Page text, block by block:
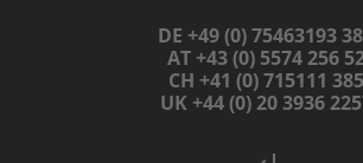
DE +49 (0) 75463193
AT +43 (0) 5574 256
CH +41 (0) 715111 385
UK +44 (0) 20 3936